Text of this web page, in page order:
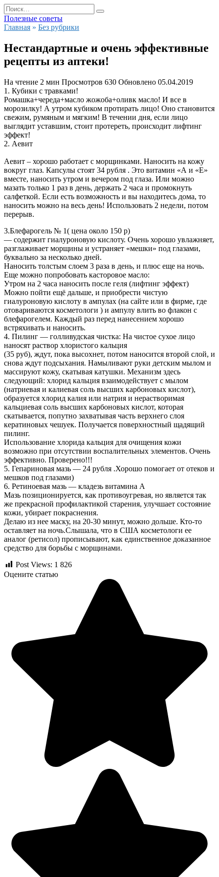
Перейти
к
содержанию
Search
for:
Полезные советы
Главная » Без рубрики
Нестандартные и очень эффективные
рецепты из аптеки!
На чтение 2 мин Просмотров 630 Обновлено 05.04.2019
1. Кубики с травками!
Ромашка+череда+масло жожоба+оливк масло! И все в
морозилку! А утром кубиком протирать лицо! Оно становится
свежим, румяным и мягким! В течении дня, если лицо
выглядит уставшим, стоит протереть, происходит лифтинг
эффект!
2. Аевит
Аевит – хорошо работает с морщинками. Наносить на кожу
вокруг глаз. Капсулы стоят 34 рубля . Это витамин «А и «Е»
вместе, наносить утром и вечером под глаза. Или можно
мазать только 1 раз в день, держать 2 часа и промокнуть
салфеткой. Если есть возможность и вы находитесь дома, то
наносить можно на весь день! Использовать 2 недели, потом
перерыв.
3.Блефарогель № 1( цена около 150 р)
— содержит гиалуроновую кислоту. Очень хорошо увлажняет,
разглаживает морщины и устраняет «мешки» под глазами,
буквально за несколько дней.
Наносить толстым слоем 3 раза в день, и плюс еще на ночь.
Еще можно попробовать касторовое масло:
Утром на 2 часа наносить после геля (лифтинг эффект)
Можно пойти ещё дальше, и приобрести чистую
гиалуроновую кислоту в ампулах (на сайте или в фирме, где
отовариваются косметологи ) и ампулу влить во флакон с
блефарогелем. Каждый раз перед нанесением хорошо
встряхивать и наносить.
4. Пилинг — голливудская чистка: На чистое сухое лицо
наносят раствор хлористого кальция
(35 руб), ждут, пока высохнет, потом наносится второй слой, и
снова ждут подсыхания. Намыливают руки детским мылом и
массируют кожу, скатывая катушки. Механизм здесь
следующий: хлорид кальция взаимодействует с мылом
(натриевая и калиевая соль высших карбоновых кислот),
образуется хлорид калия или натрия и нерастворимая
кальциевая соль высших карбоновых кислот, которая
скатывается, попутно захватывая часть верхнего слоя
кератиновых чешуек. Получается поверхностный щадящий
пилинг.
Использование хлорида кальция для очищения кожи
возможно при отсутствии воспалительных элементов. Очень
эффективно. Проверено!!!
5. Гепариновая мазь — 24 рубля .Хорошо помогает от отеков и
мешков под глазами)
6. Ретиноевая мазь — кладезь витамина А
Мазь позиционируется, как противоугревая, но является так
же прекрасной профилактикой старения, улучшает состояние
кожи, убирает покраснения.
Делаю из нее маску, на 20-30 минут, можно дольше. Кто-то
оставляет на ночь.Слышала, что в США косметологи ее
аналог (ретисол) прописывают, как единственное доказанное
средство для борьбы с морщинами.
Post Views: 1 826
Оцените статью